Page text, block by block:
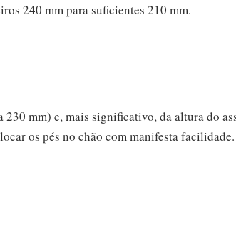
240 mm para suficientes 210 mm.
mm) e, mais significativo, da altura do
os pés no chão com manifesta